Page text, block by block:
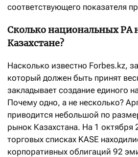
соответствующего показателя
Сколько национальных РА
Казахстане?
Насколько известно Forbes.kz,
который должен быть принят
закладывает создание единого
Почему одно, а не несколько?
приводится небольшой по
рынок Казахстана. На 1 октября
торговых списках KASE
корпоративных облигаций 92